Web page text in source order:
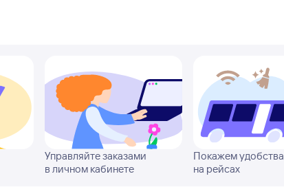
Управляйте заказами
в личном кабинете
Покажем удобства
на рейсах